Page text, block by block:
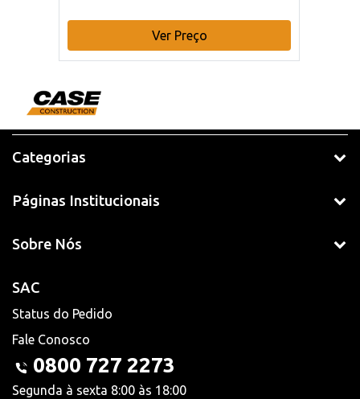
Ver Preço
Categorias
Páginas Institucionais
Sobre Nós
SAC
Status do Pedido
Fale Conosco
0800 727 2273
Segunda à sexta 8:00 às 18:00